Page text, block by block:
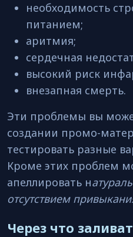
необходимость
питанием;
аритмия;
сердечная
высокий риск
внезапная смерть.
Эти проблемы вы
создании промо-
тестировать разные
Кроме этих проблем
апеллировать н
отсутствием
Через что